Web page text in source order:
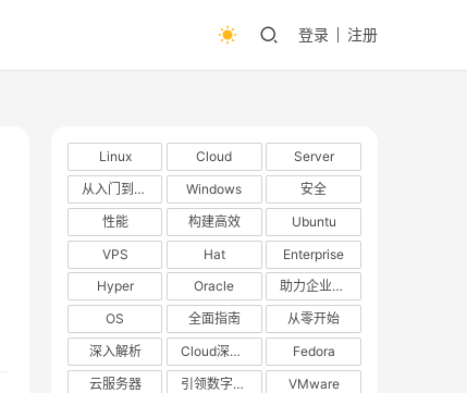
登录 注册
Linux Cloud
Server
从入门到精通
Windows
安全
性能
构建高效
Ubuntu
VPS
Hat
Enterprise
Hyper
Oracle
助力企业数字化转型
OS
全面指南
从零开始
深入解析
Cloud深度解析
Fedora
云服务器
引领数字化转型
VMware